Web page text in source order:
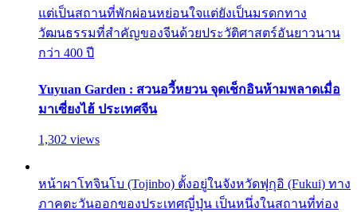
แต่เป็นสถานที่พักผ่อนหย่อนใจแต่ยังเป็นมรดกทาง
วัฒนธรรมที่สำคัญของจีนด้วยประวัติศาสตร์อันยาวนาน
กว่า 400 ปี
Yuyuan Garden : สวนอวี้หยวน จุดเช็กอินห้ามพลาดเมื่อ
มาเซี่ยงไฮ้ ประเทศจีน
1,302 views
หน้าผาโทจินโบ (Tojinbo) ตั้งอยู่ในจังหวัดฟุกุอิ (Fukui) ทาง
ภาคตะวันออกของประเทศญี่ปุ่น เป็นหนึ่งในสถานที่ท่อง